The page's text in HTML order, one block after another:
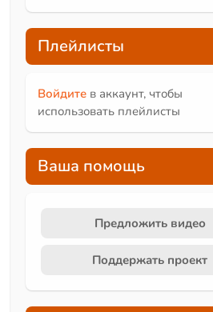
Плейлисты
Войдите в аккаунт, чтобы
использовать плейлисты
Ваша помощь
Предложить видео
Поддержать проект